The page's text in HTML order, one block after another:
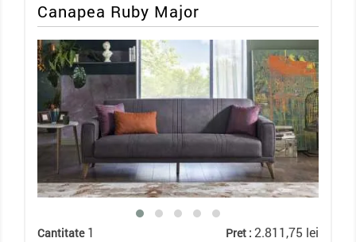
Canapea Ruby Major
Cantitate1 Pret : 2.811,75 lei